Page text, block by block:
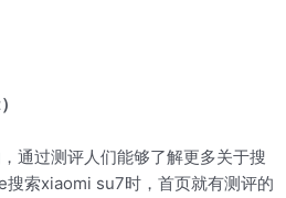
通过测评人们能够了解更多关于搜
索xiaomi su7时，首页就有测评的